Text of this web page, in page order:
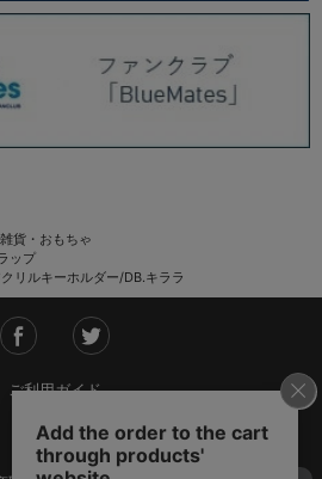
貨・おもちゃ
ップ
リルキーホルダー/DB.キララ
ご利用ガイド
会社概要